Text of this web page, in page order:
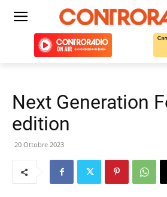
Next Generation
edition
20 Ottobre 2023